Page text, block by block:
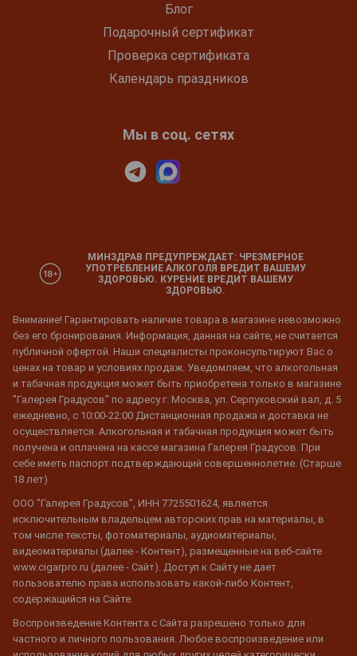
Блог
Подарочный сертификат
Проверка сертификата
Календарь праздников
Мы в соц. сетях
МИНЗДРАВ ПРЕДУПРЕЖДАЕТ: ЧРЕЗМЕРНОЕ
УПОТРЕБЛЕНИЕ АЛКОГОЛЯ ВРЕДИТ ВАШЕМУ
ЗДОРОВЬЮ. КУРЕНИЕ ВРЕДИТ ВАШЕМУ
ЗДОРОВЬЮ.
Внимание! Гарантировать наличие товара в магазине невозможно
без его бронирования. Информация, данная на сайте, не считается
публичной офертой. Наши специалисты проконсультируют Вас о
ценах на товар и условиях продаж. Уведомляем, что алкогольная
и табачная продукция может быть приобретена только в магазине
"Галерея Градусов" по адресу г. Москва, ул. Серпуховский вал, д. 5
ежедневно, с 10:00-22:00 Дистанционная продажа и доставка не
осуществляется. Алкогольная и табачная продукция может быть
получена и оплачена на кассе магазина Галерея Градусов. При
себе иметь паспорт подтверждающий совершеннолетие. (Старше
18 лет)
ООО "Галерея Градусов", ИНН 7725501624, является
исключительным владельцем авторских прав на материалы, в
том числе тексты, фотоматериалы, аудиоматериалы,
видеоматериалы (далее - Контент), размещенные на веб-сайте
www.cigarpro.ru (далее - Сайт). Доступ к Сайту не дает
пользователю права использовать какой-либо Контент,
содержащийся на Сайте.
Воспроизведение Контента с Сайта разрешено только для
частного и личного пользования. Любое воспроизведение или